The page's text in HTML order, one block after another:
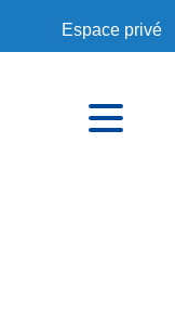
Espace privé